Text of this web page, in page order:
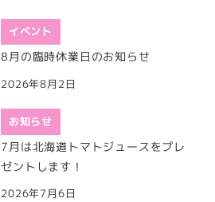
イベント
8月の臨時休業日のお知らせ
2026年8月2日
お知らせ
7月は北海道トマトジュースをプレ
ゼントします！
2026年7月6日